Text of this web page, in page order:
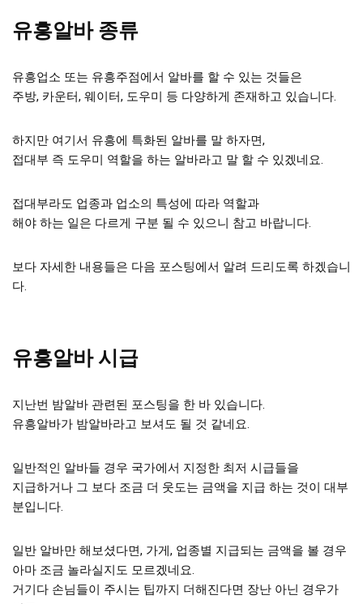
유흥알바 종류
유흥업소 또는 유흥주점에서 알바를 할 수 있는 것들은
주방, 카운터, 웨이터, 도우미 등 다양하게 존재하고 있습니다.
하지만 여기서 유흥에 특화된 알바를 말 하자면,
접대부 즉 도우미 역할을 하는 알바라고 말 할 수 있겠네요.
접대부라도 업종과 업소의 특성에 따라 역할과
해야 하는 일은 다르게 구분 될 수 있으니 참고 바랍니다.
보다 자세한 내용들은 다음 포스팅에서 알려 드리도록 하겠습니
다.
유흥알바 시급
지난번 밤알바 관련된 포스팅을 한 바 있습니다.
유흥알바가 밤알바라고 보셔도 될 것 같네요.
일반적인 알바들 경우 국가에서 지정한 최저 시급들을
지급하거나 그 보다 조금 더 웃도는 금액을 지급 하는 것이 대부
분입니다.
일반 알바만 해보셨다면, 가게, 업종별 지급되는 금액을 볼 경우
아마 조금 놀라실지도 모르겠네요.
거기다 손님들이 주시는 팁까지 더해진다면 장난 아닌 경우가